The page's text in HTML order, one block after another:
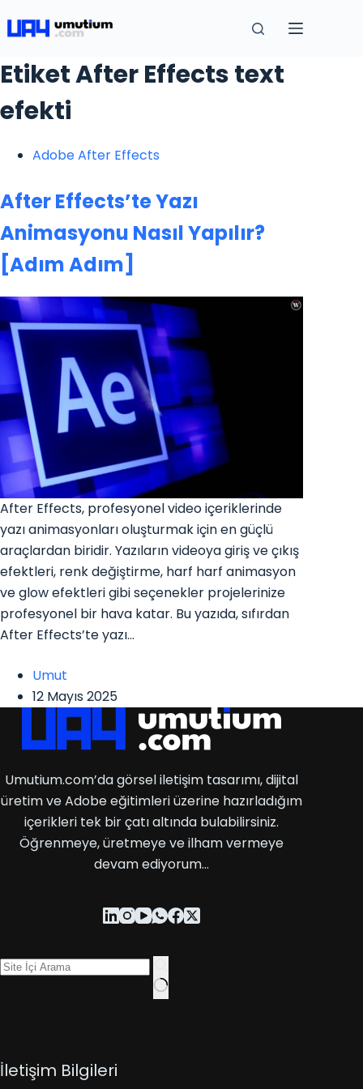
EtiketAfter Effects text
efekti
Adobe After Effects
After Effects’te Yazı
Animasyonu Nasıl Yapılır?
[Adım Adım]
After Effects, profesyonel video içeriklerinde
yazı animasyonları oluşturmak için en güçlü
araçlardan biridir. Yazıların videoya giriş ve çıkış
efektleri, renk değiştirme, harf harf animasyon
ve glow efektleri gibi seçenekler projelerinize
profesyonel bir hava katar. Bu yazıda, sıfırdan
After Effects’te yazı…
Umut
12 Mayıs 2025
Umutium.com’da görsel iletişim tasarımı, dijital
üretim ve Adobe eğitimleri üzerine hazırladığım
içerikleri tek bir çatı altında bulabilirsiniz.
Öğrenmeye, üretmeye ve ilham vermeye
devam ediyorum…
İletişim Bilgileri